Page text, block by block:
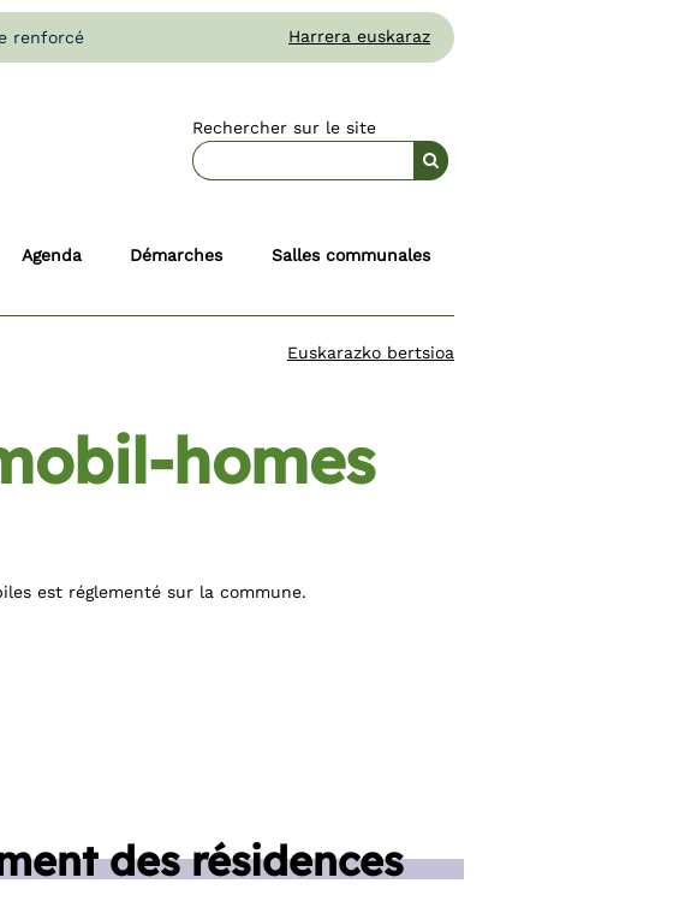
renforcé Harrera euskaraz
Rechercher sur le site
Agenda Démarches Salles communales
Euskarazko bertsioa
homes
est réglementé sur la commune.
des résidences